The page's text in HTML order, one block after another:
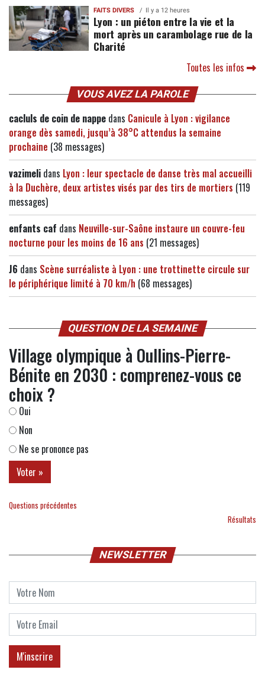
FAITS DIVERS Il y a 12 heures
Lyon : un piéton entre la vie et la
mort après un carambolage rue de la
Charité
Toutes les infos
VOUS AVEZ LA PAROLE
cacluls de coin de nappe dans Canicule à Lyon : vigilance
orange dès samedi, jusqu’à 38°C attendus la semaine
prochaine (38 messages)
vazimeli dans Lyon : leur spectacle de danse très mal accueilli
à la Duchère, deux artistes visés par des tirs de mortiers (119
messages)
enfants caf dans Neuville-sur-Saône instaure un couvre-feu
nocturne pour les moins de 16 ans (21 messages)
J6 dans Scène surréaliste à Lyon : une trottinette circule sur
le périphérique limité à 70 km/h (68 messages)
QUESTION DE LA SEMAINE
Village olympique à Oullins-Pierre-
Bénite en 2030 : comprenez-vous ce
choix ?
Oui
Non
Ne se prononce pas
Questions précédentes
Résultats
NEWSLETTER